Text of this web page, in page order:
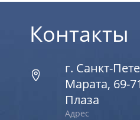
Контакты
г. Санкт-
Марата, 69-
Плаза
Адрес